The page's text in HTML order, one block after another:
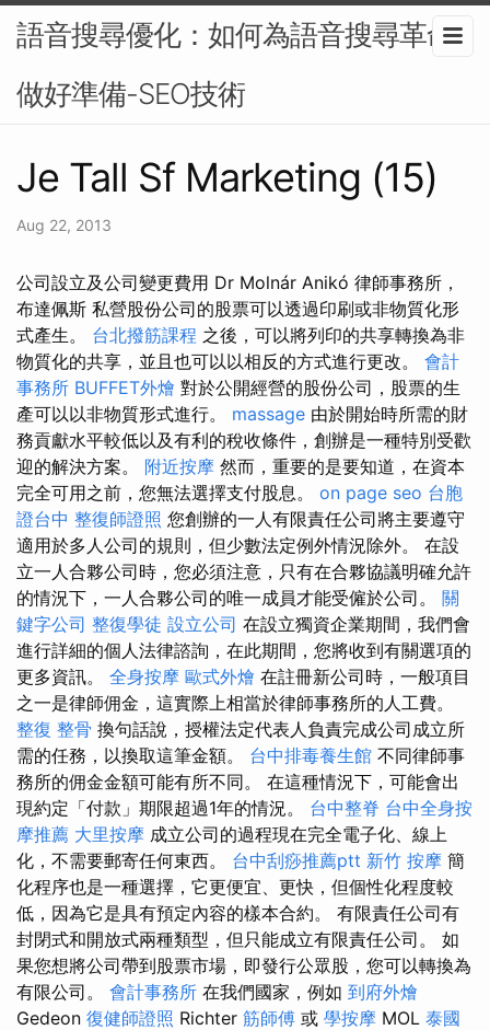
語音搜尋優化：如何為語音搜尋革命
做好準備-SEO技術
Je Tall Sf Marketing (15)
Aug 22, 2013
公司設立及公司變更費用 Dr Molnár Anikó 律師事務所，
布達佩斯 私營股份公司的股票可以透過印刷或非物質化形
式產生。 台北撥筋課程 之後，可以將列印的共享轉換為非
物質化的共享，並且也可以以相反的方式進行更改。 會計
事務所 BUFFET外燴 對於公開經營的股份公司，股票的生
產可以以非物質形式進行。 massage 由於開始時所需的財
務貢獻水平較低以及有利的稅收條件，創辦是一種特別受歡
迎的解決方案。 附近按摩 然而，重要的是要知道，在資本
完全可用之前，您無法選擇支付股息。 on page seo 台胞
證台中 整復師證照 您創辦的一人有限責任公司將主要遵守
適用於多人公司的規則，但少數法定例外情況除外。 在設
立一人合夥公司時，您必須注意，只有在合夥協議明確允許
的情況下，一人合夥公司的唯一成員才能受僱於公司。 關
鍵字公司 整復學徒 設立公司 在設立獨資企業期間，我們會
進行詳細的個人法律諮詢，在此期間，您將收到有關選項的
更多資訊。 全身按摩 歐式外燴 在註冊新公司時，一般項目
之一是律師佣金，這實際上相當於律師事務所的人工費。
整復 整骨 換句話說，授權法定代表人負責完成公司成立所
需的任務，以換取這筆金額。 台中排毒養生館 不同律師事
務所的佣金金額可能有所不同。 在這種情況下，可能會出
現約定「付款」期限超過1年的情況。 台中整脊 台中全身按
摩推薦 大里按摩 成立公司的過程現在完全電子化、線上
化，不需要郵寄任何東西。 台中刮痧推薦ptt 新竹 按摩 簡
化程序也是一種選擇，它更便宜、更快，但個性化程度較
低，因為它是具有預定內容的樣本合約。 有限責任公司有
封閉式和開放式兩種類型，但只能成立有限責任公司。 如
果您想將公司帶到股票市場，即發行公眾股，您可以轉換為
有限公司。 會計事務所 在我們國家，例如 到府外燴
Gedeon 復健師證照 Richter 筋師傅 或 學按摩 MOL 泰國